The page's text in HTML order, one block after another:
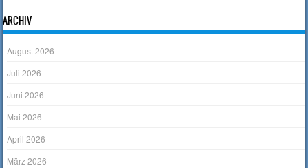
ARCHIV
August 2026
Juli 2026
Juni 2026
Mai 2026
April 2026
März 2026